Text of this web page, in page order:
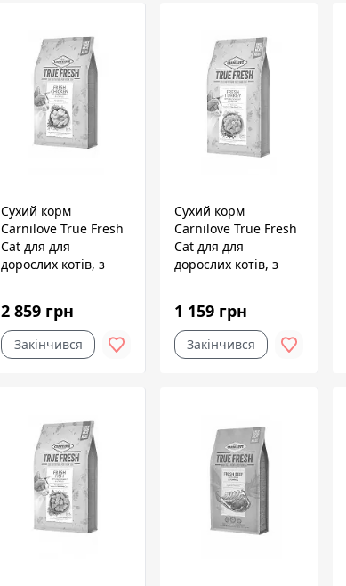
Сухий корм
Carnilove True Fresh
Cat для для
дорослих котів, з
2 859 грн
Закінчився
Сухий корм
Carnilove True Fresh
Cat для для
дорослих котів, з
1 159 грн
Закінчився